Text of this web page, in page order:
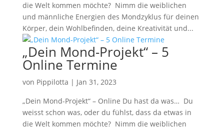
die Welt kommen möchte? Nimm die weiblichen
und männliche Energien des Mondzyklus für deinen
Körper, dein Wohlbefinden, deine Kreativität und...
„Dein Mond-Projekt“ – 5
Online Termine
von Pippilotta | Jan 31, 2023
„Dein Mond-Projekt“ – Online Du hast da was… Du
weisst schon was, oder du fühlst, dass da etwas in
die Welt kommen möchte? Nimm die weiblichen